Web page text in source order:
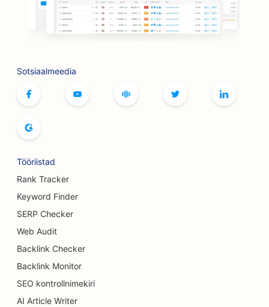
SEO boutique'idele
SEO Botoxi ja täiteainete teenuste jaoks
SEO raamatupoodidele
SEO rindade suurendamise teenuste jaoks
SEO buffet-restoranidele
SEO Burgeri veoautodele
SEO põletuskirurgidele
SEO Koogipoodide jaoks
Sotsiaalmeedia
Tööriistad
Rank Tracker
Keyword Finder
SERP Checker
Web Audit
Backlink Checker
Backlink Monitor
SEO kontrollnimekiri
AI Article Writer